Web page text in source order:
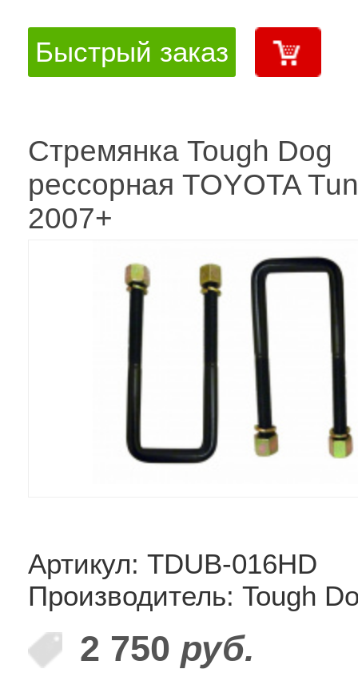
Быстрый заказ
Стремянка Tough Dog
рессорная TOYOTA
2007+
Артикул: TDUB-016HD
Производитель: Tough
2 750 руб.